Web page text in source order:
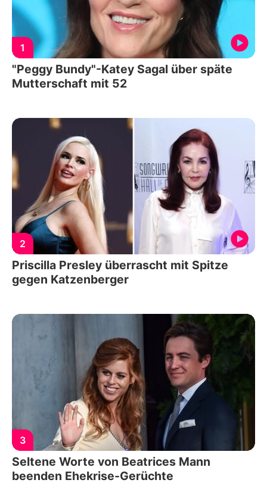
1
"Peggy Bundy"-Katey Sagal über späte
Mutterschaft mit 52
2
Priscilla Presley überrascht mit Spitze
gegen Katzenberger
3
Seltene Worte von Beatrices Mann
beenden Ehekrise-Gerüchte